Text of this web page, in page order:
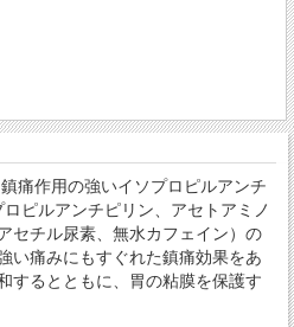
痛作用の強いイソプロピルアンチ
ピルアンチピリン、アセトアミノ
セチル尿素、無水カフェイン）の
い痛みにもすぐれた鎮痛効果をあ
するとともに、胃の粘膜を保護す